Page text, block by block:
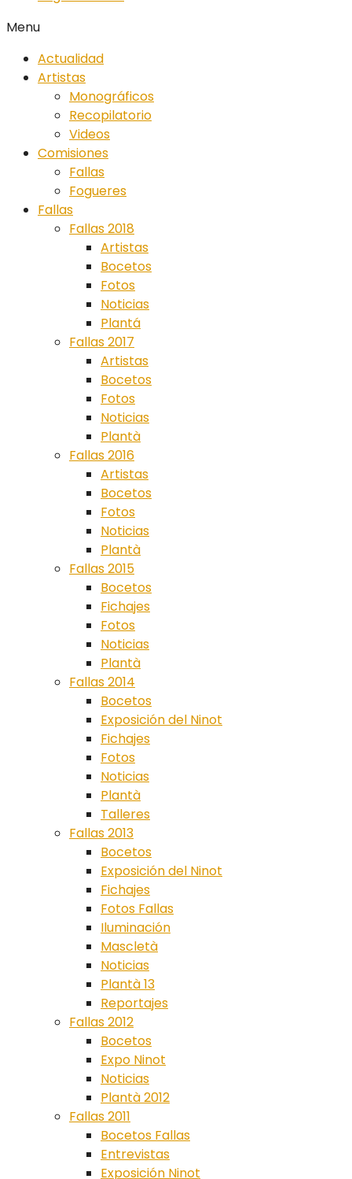
Menu
Actualidad
Artistas
Monográficos
Recopilatorio
Videos
Comisiones
Fallas
Fogueres
Fallas
Fallas 2018
Artistas
Bocetos
Fotos
Noticias
Plantá
Fallas 2017
Artistas
Bocetos
Fotos
Noticias
Plantà
Fallas 2016
Artistas
Bocetos
Fotos
Noticias
Plantà
Fallas 2015
Bocetos
Fichajes
Fotos
Noticias
Plantà
Fallas 2014
Bocetos
Exposición del Ninot
Fichajes
Fotos
Noticias
Plantà
Talleres
Fallas 2013
Bocetos
Exposición del Ninot
Fichajes
Fotos Fallas
Iluminación
Mascletà
Noticias
Plantà 13
Reportajes
Fallas 2012
Bocetos
Expo Ninot
Noticias
Plantà 2012
Fallas 2011
Bocetos Fallas
Entrevistas
Exposición Ninot